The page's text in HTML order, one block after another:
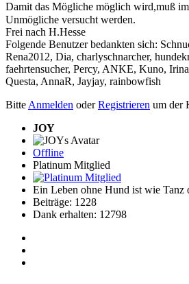
Damit das Mögliche möglich wird,muß
Unmögliche versucht werden.
Frei nach H.Hesse
Folgende Benutzer bedankten sich:
Rena2012, Dia, charlyschnarcher,
faehrtensucher, Percy, ANKE, Kuno, Irina
Questa, AnnaR, Jayjay, rainbowfish
BitteAnmelden oderRegistrieren um der
JOY
Offline
Platinum Mitglied
Ein Leben ohne Hund ist wie Tanz
Beiträge: 1228
Dank erhalten: 12798